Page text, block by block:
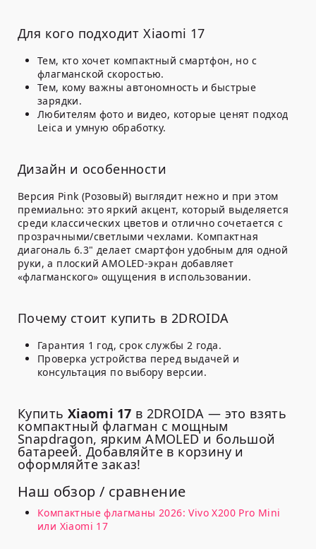
Для кого подходит Xiaomi 17
Тем, кто хочет компактный смартфон, но с
флагманской скоростью.
Тем, кому важныавтономность и быстрые
зарядки.
Любителям фото и видео, которые ценят подход
Leica и умную обработку.
Дизайн и особенности
Версия Pink (Розовый) выглядит нежно и при этом
премиально: это яркий акцент, который выделяется
среди классических цветов и отлично сочетается с
прозрачными/светлыми чехлами. Компактная
диагональ6.3" делает смартфон удобным для одной
руки, а плоский AMOLED-экран добавляет
«флагманского» ощущения в использовании.
Почему стоит купить в 2DROIDA
Гарантия 1 год, срок службы2 года.
Проверка устройства перед выдачей и
консультация по выбору версии.
Купить Xiaomi 17 в 2DROIDA — это взять
компактный флагман с мощным
Snapdragon, ярким AMOLED и большой
батареей. Добавляйте в корзину и
оформляйте заказ!
Наш обзор / сравнение
Компактные флагманы 2026: Vivo X200 Pro Mini
или Xiaomi 17